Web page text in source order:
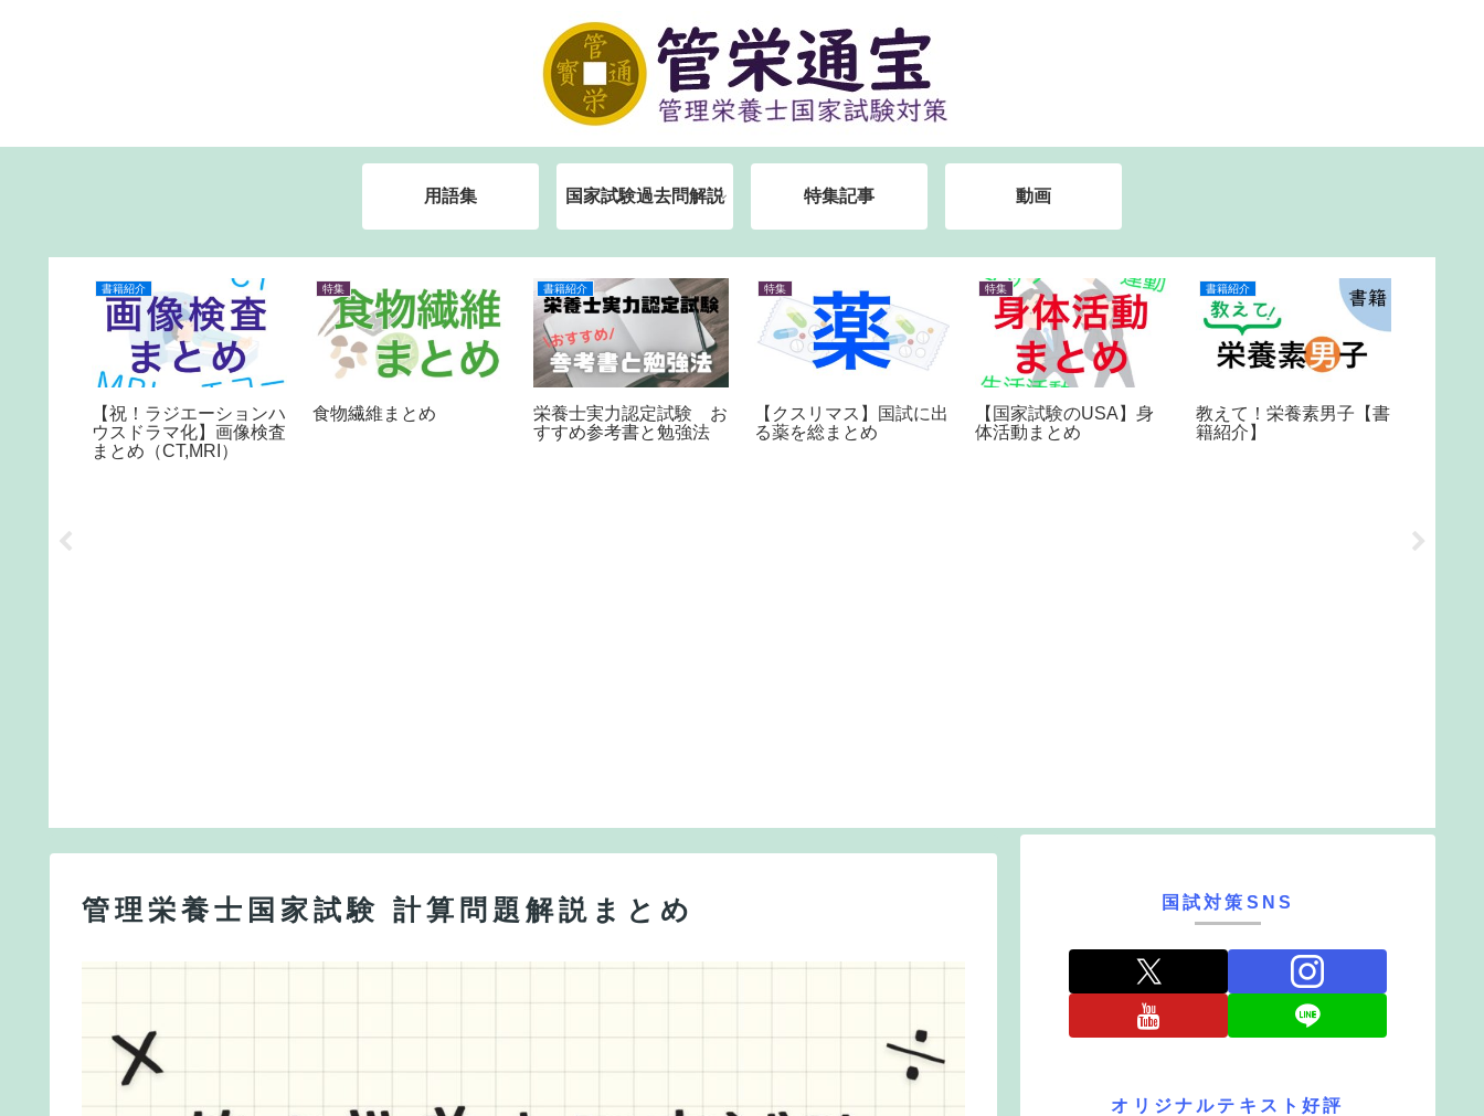
用語集 国家試験過去問解説 特集記事 動画
書籍紹介
【祝！ラジエーションハ
ウスドラマ化】画像検査
まとめ（CT,MRI）
特集
食物繊維まとめ
書籍紹介
栄養士実力認定試験 お
すすめ参考書と勉強法
特集
【クスリマス】国試に出
る薬を総まとめ
特集
【国家試験のUSA】身
体活動まとめ
書籍紹介
教えて！栄養素男子【書
籍紹介】
管理栄養士国家試験 計算問題解説まとめ 国試対策SNS
オリジナルテキスト好評